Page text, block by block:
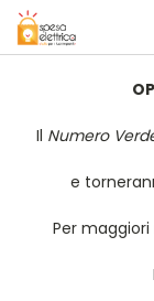
Il Numero
e
Per